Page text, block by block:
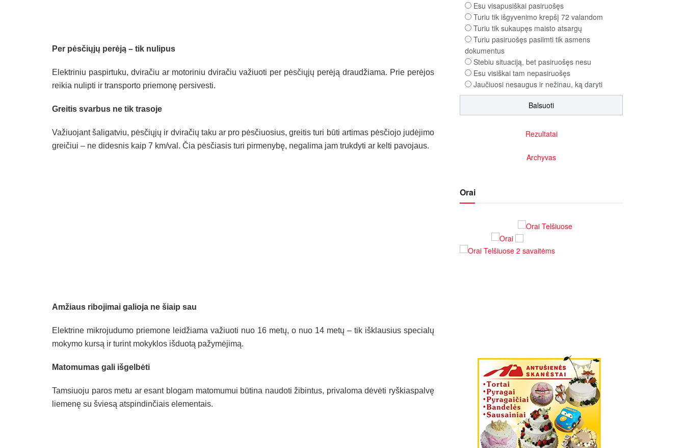
Per pėsčiųjų perėją – tik nulipus
Elektriniu paspirtuku, dviračiu ar motoriniu dviračiu važiuoti per pėsčiųjų perėją draudžiama. Prie perėjos
reikia nulipti ir transporto priemonę persivesti.
Greitis svarbus ne tik trasoje
Važiuojant šaligatviu, pėsčiųjų ir dviračių taku ar pro pėsčiuosius, greitis turi būti artimas pėsčiojo judėjimo
greičiui – ne didesnis kaip 7 km/val. Čia pėsčiasis turi pirmenybę, negalima jam trukdyti ar kelti pavojaus.
Amžiaus ribojimai galioja ne šiaip sau
Elektrine mikrojudumo priemone leidžiama važiuoti nuo 16 metų, o nuo 14 metų – tik išklausius specialų
mokymo kursą ir turint mokyklos išduotą pažymėjimą.
Matomumas gali išgelbėti
Tamsiuoju paros metu ar esant blogam matomumui būtina naudoti žibintus, privaloma dėvėti ryškiaspalvę
liemenę su šviesą atspindinčiais elementais.
Esu visapusiškai pasiruošęs
Turiu tik išgyvenimo krepšį 72 valandom
Turiu tik sukaupęs maisto atsargų
Turiu pasiruošęs pasiimti tik asmens
dokumentus
Stebiu situaciją, bet pasiruošęs nesu
Esu visiškai tam nepasiruošęs
Jaučiuosi nesaugus ir nežinau, ką daryti
Rezultatai
Archyvas
Orai